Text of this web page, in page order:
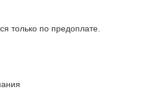
только по предоплате.